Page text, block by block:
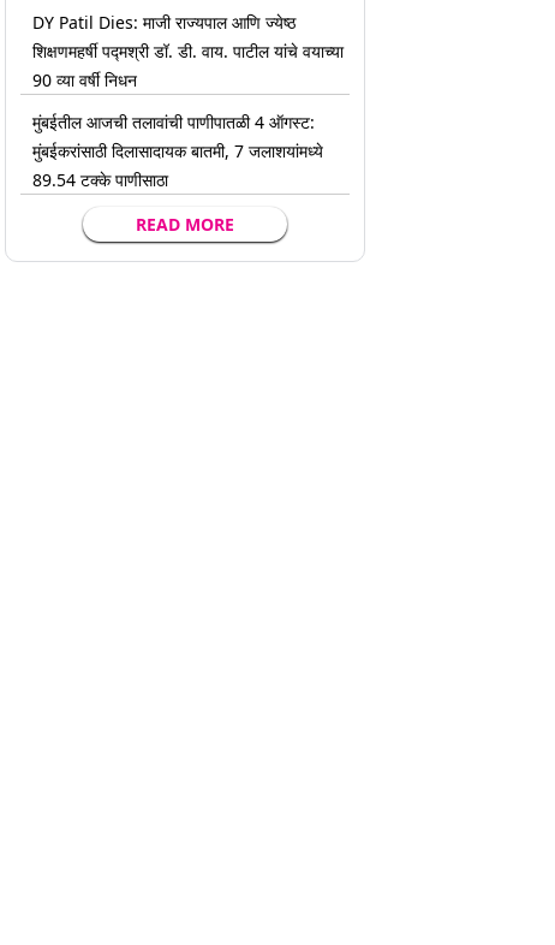
DY Patil Dies: माजी राज्यपाल आणि ज्येष्ठ
शिक्षणमहर्षी पद्मश्री डॉ. डी. वाय. पाटील यांचे वयाच्या
90 व्या वर्षी निधन
मुंबईतील आजची तलावांची पाणीपातळी 4 ऑगस्ट:
मुंबईकरांसाठी दिलासादायक बातमी, 7 जलाशयांमध्ये
89.54 टक्के पाणीसाठा
READ MORE